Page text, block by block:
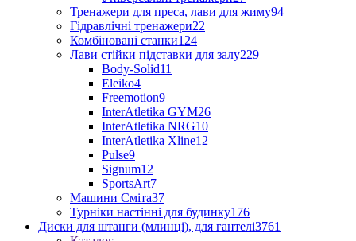
Тренажери для преса, лави для жиму94
Гідравлічні тренажери22
Комбіновані станки124
Лави стійки підставки для залу229
Body-Solid11
Eleiko4
Freemotion9
InterAtletika GYM26
InterAtletika NRG10
InterAtletika Xline12
Pulse9
Signum12
SportsArt7
Машини Сміта37
Турніки настінні для будинку176
Диски для штанги (млинці), для гантелі3761